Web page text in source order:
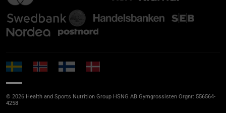
© 2026 Health and Sports Nutrition Group HSNG AB Gymgrossisten Orgnr: 556564-
4258